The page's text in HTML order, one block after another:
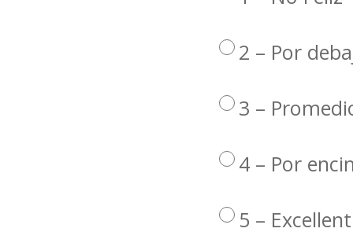
2 – Por
3 –
4 – Por
5 – Excellent